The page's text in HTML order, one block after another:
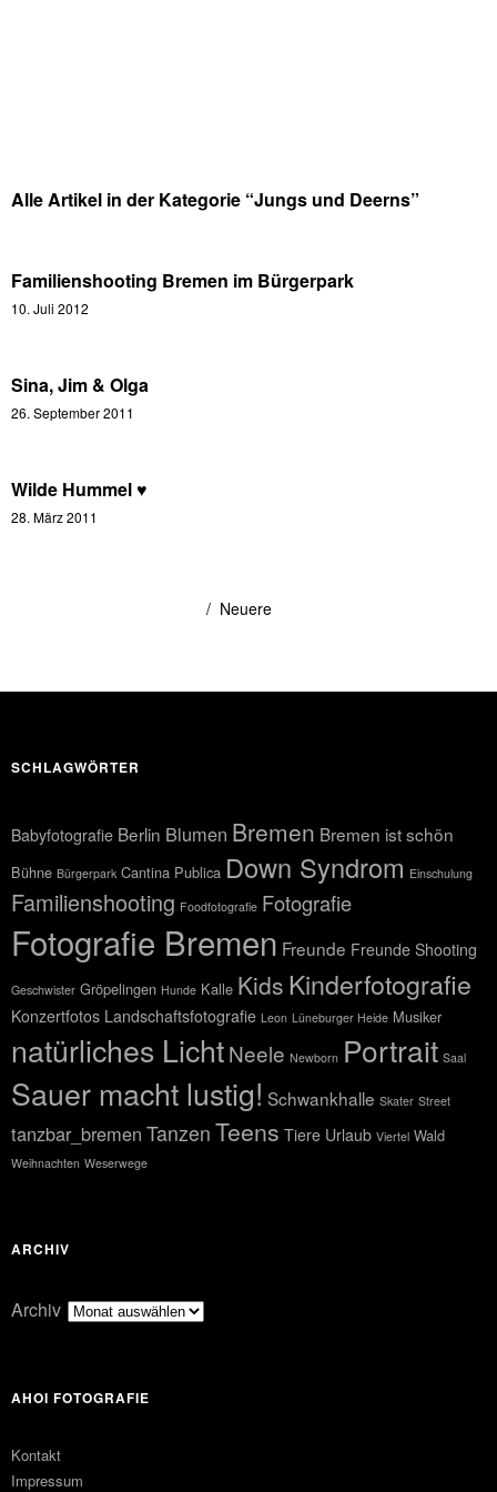
Alle Artikel in der Kategorie “Jungs und Deerns”
Familienshooting Bremen im Bürgerpark
10. Juli 2012
Sina, Jim & Olga
26. September 2011
Wilde Hummel ♥
28. März 2011
Neuere
SCHLAGWÖRTER
Babyfotografie Berlin Blumen Bremen Bremen ist schön
Bühne Bürgerpark Cantina Publica Down Syndrom Einschulung
Familienshooting Foodfotografie Fotografie
Fotografie Bremen Freunde Freunde Shooting
Geschwister Gröpelingen Hunde Kalle Kids Kinderfotografie
Konzertfotos Landschaftsfotografie Leon Lüneburger Heide Musiker
natürliches LichtNeele Newborn Portrait Saal
Sauer macht lustig! Schwankhalle Skater Street
tanzbar_bremen Tanzen Teens Tiere Urlaub Viertel Wald
Weihnachten Weserwege
ARCHIV
Archiv
AHOI FOTOGRAFIE
Kontakt
Impressum